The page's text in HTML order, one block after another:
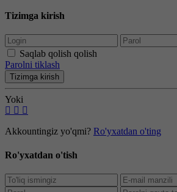
Tizimga kirish
Saqlab qolish qolish
Parolni tiklash
Tizimga kirish
Yoki
Akkountingiz yo'qmi? Ro'yxatdan o'ting
Ro'yxatdan o'tish